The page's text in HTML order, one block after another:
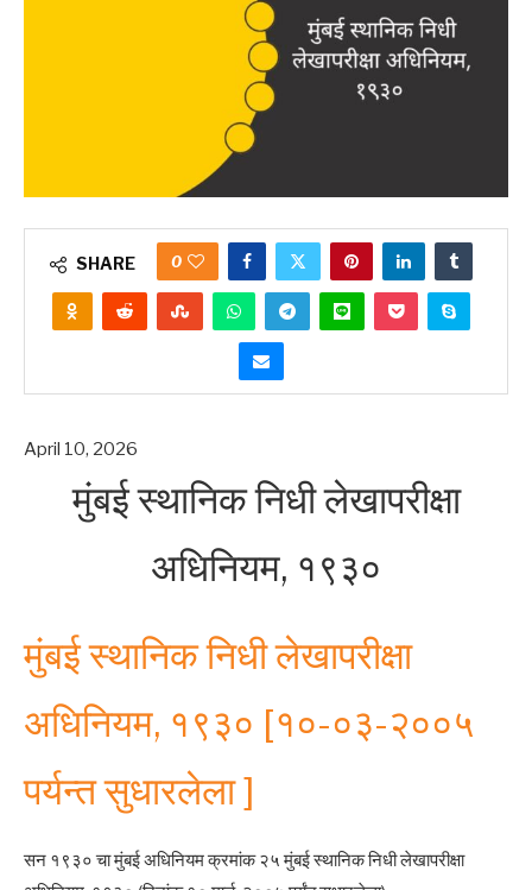
SHARE 0
April 10, 2026
मुंबई स्थानिक निधी लेखापरीक्षा
अधिनियम, १९३०
मुंबई स्थानिक निधी लेखापरीक्षा
अधिनियम, १९३० [१०-०३-२००५
पर्यन्त सुधारलेला ]
सन १९३० चा मुंबई अधिनियम क्रमांक २५ मुंबई स्थानिक निधी लेखापरीक्षा